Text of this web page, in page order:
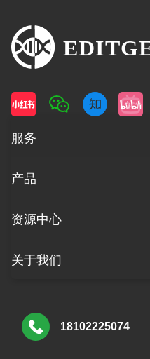
服务
产品
资源中心
关于我们
18102225074